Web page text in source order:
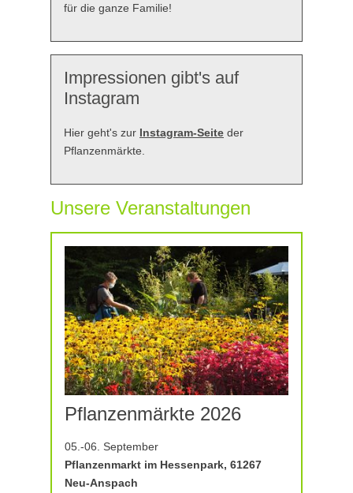
für die ganze Familie!
Impressionen gibt's auf
Instagram
Hier geht's zur Instagram-Seite der
Pflanzenmärkte.
Unsere Veranstaltungen
Pflanzenmärkte 2026
05.-06. September
Pflanzenmarkt im Hessenpark, 61267
Neu-Anspach